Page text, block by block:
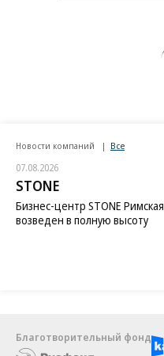
Новости компаний Все
07.08.2026
STONE
Бизнес-центр STONE Римская
возведен в полную высоту
Благотворительный фонд